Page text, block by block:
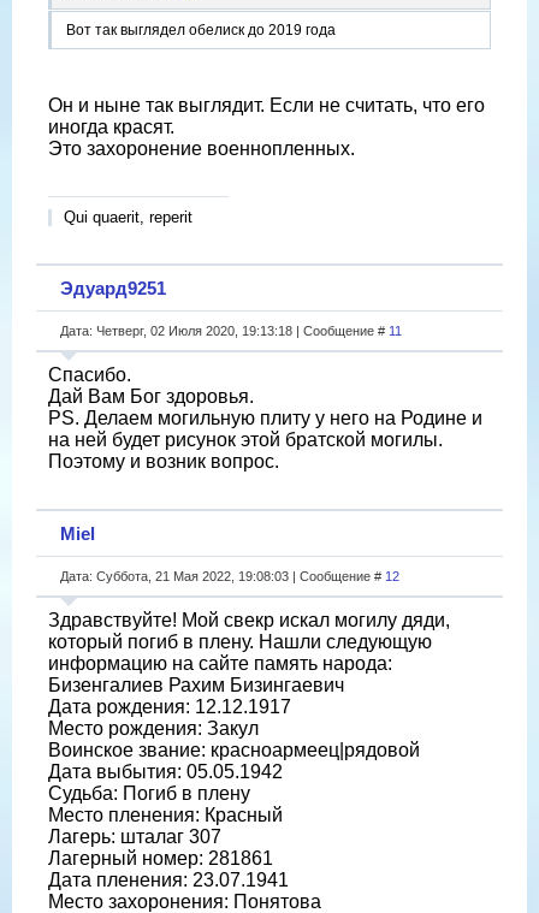
Вот так выглядел обелиск до 2019 года
Он и ныне так выглядит. Если не считать, что его
иногда красят.
Это захоронение военнопленных.
Qui quaerit, reperit
Эдуард9251
Дата: Четверг, 02 Июля 2020, 19:13:18 | Сообщение # 11
Спасибо.
Дай Вам Бог здоровья.
PS. Делаем могильную плиту у него на Родине и
на ней будет рисунок этой братской могилы.
Поэтому и возник вопрос.
Miel
Дата: Суббота, 21 Мая 2022, 19:08:03 | Сообщение # 12
Здравствуйте! Мой свекр искал могилу дяди,
который погиб в плену. Нашли следующую
информацию на сайте память народа:
Бизенгалиев Рахим Бизингаевич
Дата рождения: 12.12.1917
Место рождения: Закул
Воинское звание: красноармеец|рядовой
Дата выбытия: 05.05.1942
Судьба: Погиб в плену
Место пленения: Красный
Лагерь: шталаг 307
Лагерный номер: 281861
Дата пленения: 23.07.1941
Место захоронения: Понятова